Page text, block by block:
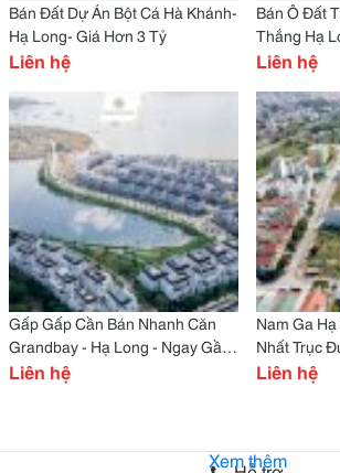
Bán Đất Dự Án Bột Cá Hà Khánh-
Hạ Long- Giá Hơn 3 Tỷ
Liên hệ
Bán Ô Đất
Thắng Hạ
Trường
Liên hệ
Gấp Gấp Cần Bán Nhanh Căn
Grandbay - Hạ Long - Ngay Gần
Ks Citadines
Liên hệ
Nam Ga
Nhất Trục
Bán
Liên hệ
Xem thêm